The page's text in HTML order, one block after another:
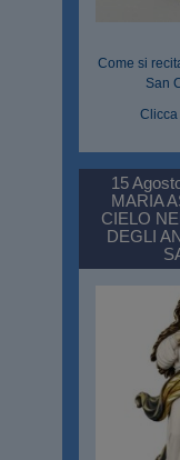
Come si
San
Clicca
15
MARIA
CIELO
DEGLI